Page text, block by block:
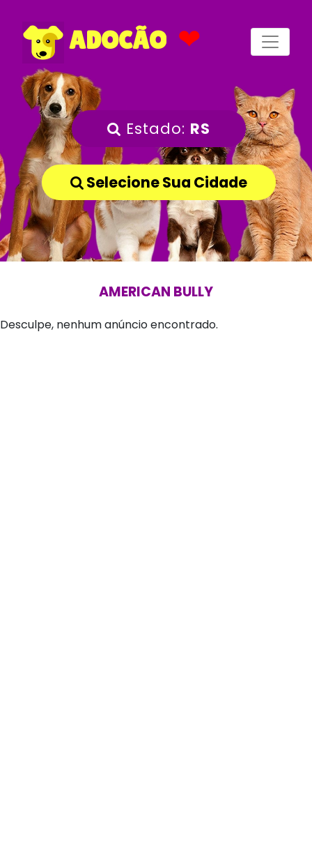
ADOCÃO ❤
Estado: RS
Selecione Sua Cidade
AMERICAN BULLY
Desculpe, nenhum anúncio encontrado.